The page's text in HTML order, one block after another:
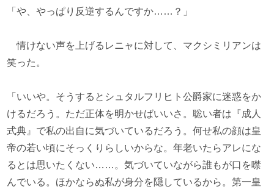
「や、やっぱり反逆するんですか……？」
情けない声を上げるレニャに対して、マクシミリアンは
笑った。
「いいや。そうするとシュタルフリヒト公爵家に迷惑をか
けるだろう。ただ正体を明かせばいいさ。聡い者は『成人
式典』で私の出自に気づいているだろう。何せ私の顔は皇
帝の若い頃にそっくりらしいからな。年老いたらアレにな
るとは思いたくない……。気づいていながら誰もが口を噤
んでいる。ほかならぬ私が身分を隠しているから。第一皇